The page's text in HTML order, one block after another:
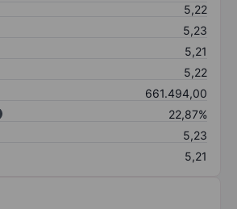
5,22
5,23
5,21
5,22
661.494,00
22,87%
5,23
5,21